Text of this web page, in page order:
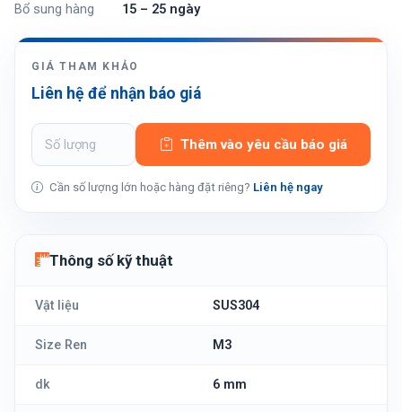
Bổ sung hàng 15 – 25 ngày
GIÁ THAM KHẢO
Liên hệ để nhận báo giá
Thêm vào yêu cầu báo giá
Cần số lượng lớn hoặc hàng đặt riêng? Liên hệ ngay
Thông số kỹ thuật
Vật liệu SUS304
Size Ren M3
dk 6 mm